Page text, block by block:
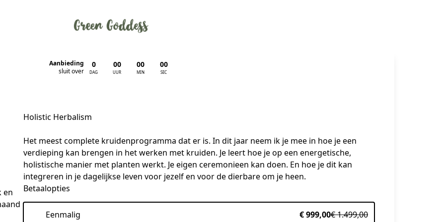
Aanbieding
sluit over
0
DAG
00
UUR
00
MIN
00
SEC
en
Holistic Herbalism
Het meest complete kruidenprogramma dat er is. In dit jaar neem ik je mee in hoe je een
verdieping kan brengen in het werken met kruiden. Je leert hoe je op een energetische,
holistische manier met planten werkt. Je eigen ceremonieen kan doen. En hoe je dit kan
integreren in je dagelijkse leven voor jezelf en voor de dierbare om je heen.
Betaalopties
Eenmalig € 999,00€ 1.499,00